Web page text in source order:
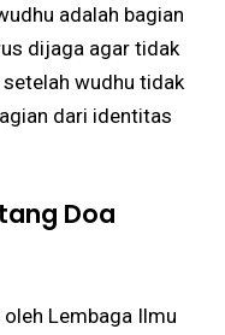
adalah bagian
dijaga agar tidak
wudhu tidak
dari identitas
Doa
Lembaga Ilmu